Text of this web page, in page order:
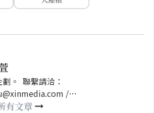
。 聯繫請洽：
/
有文章